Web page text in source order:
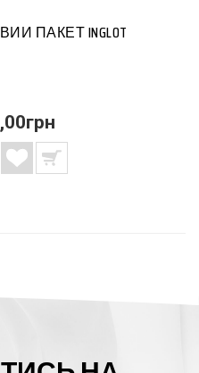
ПАКЕТ INGLOT